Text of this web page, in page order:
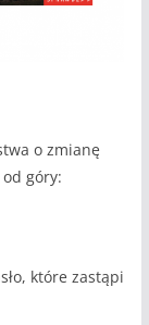
o zmianę
góry:
które zastąpi